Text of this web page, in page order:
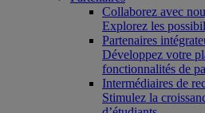
Collaborez avec
Explorez les
Partenaires
Développez votre
fonctionnalités de
Intermédiaires de
Stimulez la